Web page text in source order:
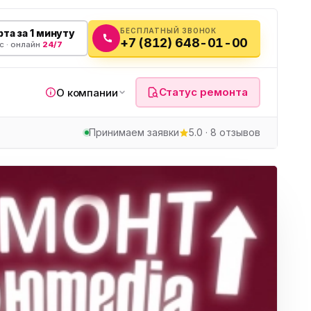
за 1 минуту
· онлайн 24/7
БЕСПЛАТНЫЙ ЗВОНОК
+7 (812) 648-01-00
О компании Статус ремонта
Принимаем заявки 5.0 · 8 отзывов